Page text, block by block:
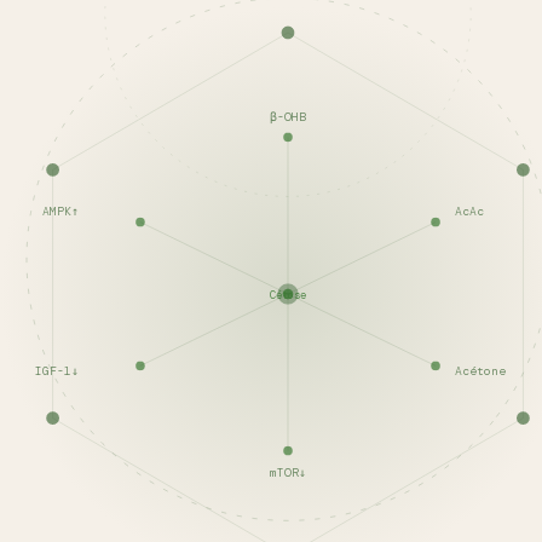
β-OHB
AcAc
Acétone
mTOR↓
IGF-1↓
AMPK↑
Cétose